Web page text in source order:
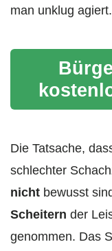
man unklug agiert.
Die Tatsache,
schlechter
nicht bewusst
Scheitern der
genommen. Das